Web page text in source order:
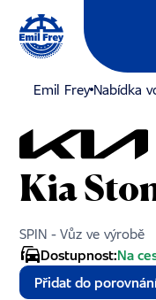
Emil Frey Nabídka
Kia
SPIN - Vůz ve výrobě
Dostupnost:Na
Přidat do